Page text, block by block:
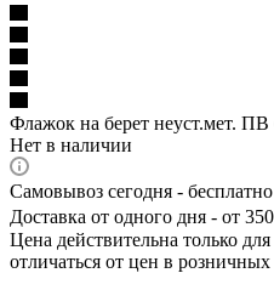
Флажок на берет неуст.мет. ПВ
Нет в наличии
Самовывоз сегодня - бесплатно
Доставка от одного дня - от
Цена действительна только
отличаться от цен в